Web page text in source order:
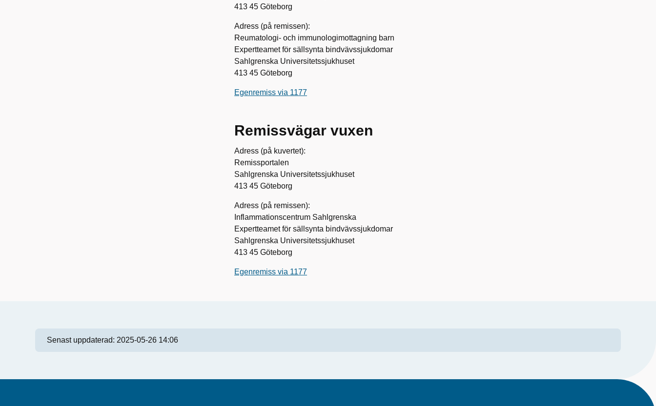
413 45 Göteborg
Adress (på remissen):
Reumatologi- och immunologimottagning barn
Expertteamet för sällsynta bindvävssjukdomar
Sahlgrenska Universitetssjukhuset
413 45 Göteborg
Egenremiss via 1177
Remissvägar vuxen
Adress (på kuvertet):
Remissportalen
Sahlgrenska Universitetssjukhuset
413 45 Göteborg
Adress (på remissen):
Inflammationscentrum Sahlgrenska
Expertteamet för sällsynta bindvävssjukdomar
Sahlgrenska Universitetssjukhuset
413 45 Göteborg
Egenremiss via 1177
Senast uppdaterad: 2025-05-26 14:06